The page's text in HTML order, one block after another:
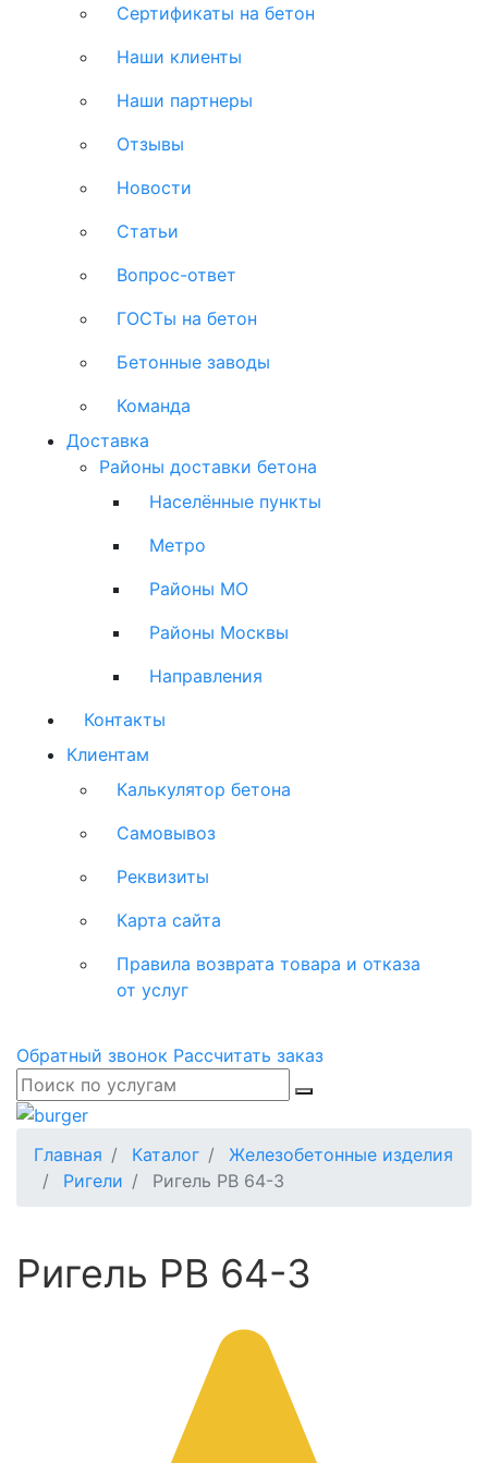
Сертификаты на бетон
Наши клиенты
Наши партнеры
Отзывы
Новости
Статьи
Вопрос-ответ
ГОСТы на бетон
Бетонные заводы
Команда
Доставка
Районы доставки бетона
Населённые пункты
Метро
Районы МО
Районы Москвы
Направления
Контакты
Клиентам
Калькулятор бетона
Самовывоз
Реквизиты
Карта сайта
Правила возврата товара и отказа
от услуг
Обратный звонок Рассчитать заказ
Главная Каталог
Железобетонные изделия
Ригели
Ригель РВ 64-3
Ригель РВ 64-3